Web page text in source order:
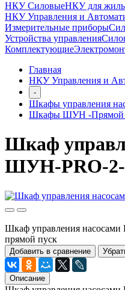
НКУ СиловыеНКУ для
НКУ Управления и
Измерительные приборы
Устройства управления
Комплектующие
Главная
НКУ Управления и
-
Шкафы управления
Шкафы ШУН -Прямой
Шкаф
ШУН-PRO-
Шкаф управления
прямой пуск
Добавить в сравнение
Описание